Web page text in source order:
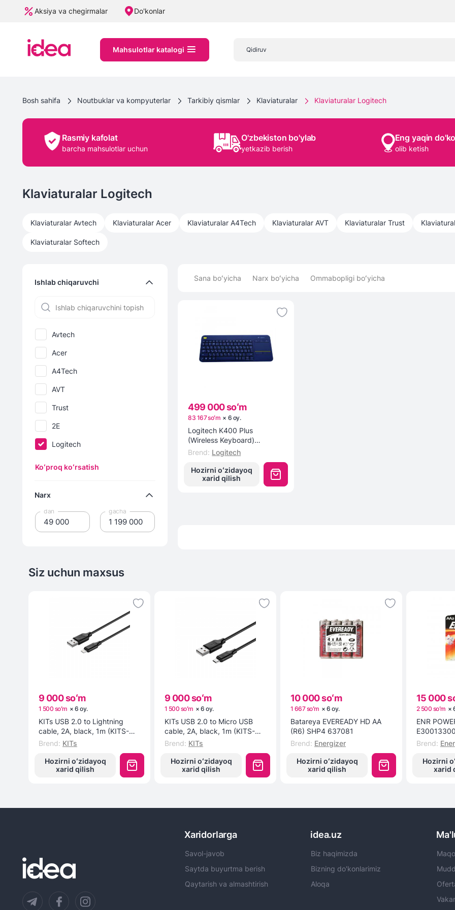
Aksiya va chegirmalar Do'konlar
Mahsulotlar katalogi
Bosh sahifa Noutbuklar va kompyuterlar Tarkibiy qismlar Klaviaturalar Klaviaturalar Logitech
Rasmiy kafolat
barcha mahsulotlar uchun
O'zbekiston bo'ylab
yetkazib berish
Eng yaqin
olib ketish
Klaviaturalar Logitech
Klaviaturalar Avtech Klaviaturalar Acer Klaviaturalar A4Tech Klaviaturalar AVT Klaviaturalar Trust
Klaviaturalar Softech
Ishlab chiqaruvchi
Avtech
Acer
A4Tech
AVT
Trust
2E
Logitech
Koʻproq koʻrsatish
Narx
dan gacha
Sana boʻyicha Narx boʻyicha Ommabopligi boʻyicha
499 000 soʻm
83 167 soʻm × 6 oy.
Logitech K400 Plus
(Wireless Keyboard)
Klaviaturasi
Brend: Logitech
Hozirni oʻzidayoq
xarid qilish
Siz uchun maxsus
9 000 soʻm
1 500 soʻm × 6 oy.
KITs USB 2.0 to Lightning
cable, 2A, black, 1m (KITS-W-
003) kabeli
Brend: KITs
Hozirni oʻzidayoq
xarid qilish
9 000 soʻm
1 500 soʻm × 6 oy.
KITs USB 2.0 to Micro USB
cable, 2A, black, 1m (KITS-W-
002) kabeli
Brend: KITs
Hozirni oʻzidayoq
xarid qilish
10 000 soʻm
1 667 soʻm × 6 oy.
Batareya EVEREADY HD AA
(R6) SHP4 637081
Brend: Energizer
Hozirni oʻzidayoq
xarid qilish
15 000
2 500 soʻm ×
ENR
Brend:
Hozirni
xarid
Xaridorlarga
Savol-javob
Saytda buyurtma berish
Qaytarish va almashtirish
idea.uz
Biz haqimizda
Bizning do'konlarimiz
Aloqa